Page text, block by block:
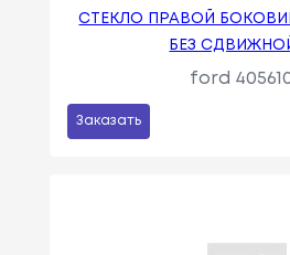
СТЕКЛО ПРАВОЙ
БЕЗ
ford
Заказать